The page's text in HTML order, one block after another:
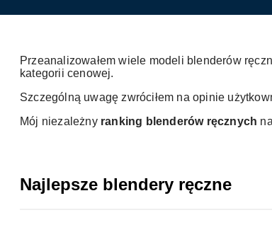
Przeanalizowałem wiele modeli blenderów
kategorii cenowej.
Szczególną uwagę zwróciłem na opinie
Mój niezależny ranking blenderów ręcznych
Najlepsze blendery ręczne